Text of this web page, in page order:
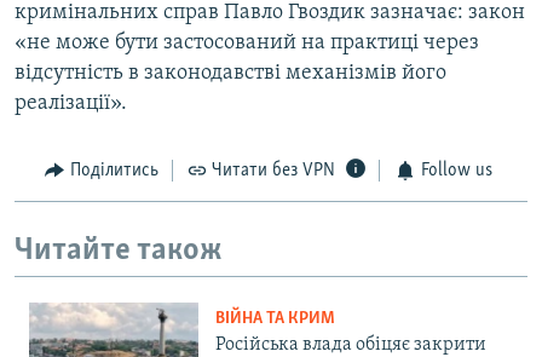
кримінальних справ Павло Гвоздик зазначає: закон
«не може бути застосований на практиці через
відсутність в законодавстві механізмів його
реалізації».
Поділитись Читати без VPN Follow us
Читайте також
ВІЙНА ТА КРИМ
Російська влада обіцяє закрити